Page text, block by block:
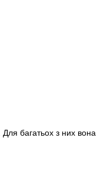
Для багатьох з них